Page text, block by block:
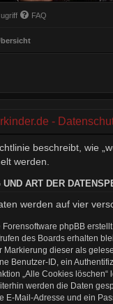
FAQ
-
beschreibt, wie
werden.
UND ART DER
werden auf vier
Forensoftware phpBB
des Boards erhalten
Markierung dieser als
Benutzer-ID, ein
„Alle Cookies löschen“
werden die Daten
E-Mail-Adresse und ein